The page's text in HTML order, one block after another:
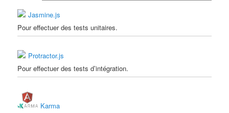
Jasmine.js
Pour effectuer des tests unitaires.
Protractor.js
Pour effectuer des tests d’intégration.
Karma